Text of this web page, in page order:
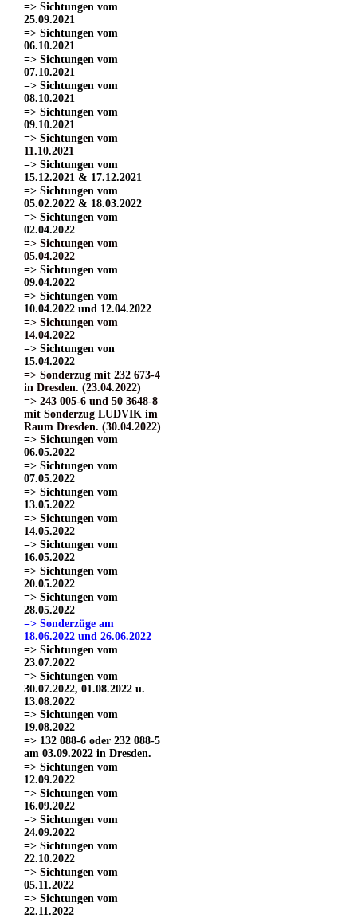
=> Sichtungen vom
25.09.2021
=> Sichtungen vom
06.10.2021
=> Sichtungen vom
07.10.2021
=> Sichtungen vom
08.10.2021
=> Sichtungen vom
09.10.2021
=> Sichtungen vom
11.10.2021
=> Sichtungen vom
15.12.2021 & 17.12.2021
=> Sichtungen vom
05.02.2022 & 18.03.2022
=> Sichtungen vom
02.04.2022
=> Sichtungen vom
05.04.2022
=> Sichtungen vom
09.04.2022
=> Sichtungen vom
10.04.2022 und 12.04.2022
=> Sichtungen vom
14.04.2022
=> Sichtungen von
15.04.2022
=> Sonderzug mit 232 673-4
in Dresden. (23.04.2022)
=> 243 005-6 und 50 3648-8
mit Sonderzug LUDVIK im
Raum Dresden. (30.04.2022)
=> Sichtungen vom
06.05.2022
=> Sichtungen vom
07.05.2022
=> Sichtungen vom
13.05.2022
=> Sichtungen vom
14.05.2022
=> Sichtungen vom
16.05.2022
=> Sichtungen vom
20.05.2022
=> Sichtungen vom
28.05.2022
=> Sonderzüge am
18.06.2022 und 26.06.2022
=> Sichtungen vom
23.07.2022
=> Sichtungen vom
30.07.2022, 01.08.2022 u.
13.08.2022
=> Sichtungen vom
19.08.2022
=> 132 088-6 oder 232 088-5
am 03.09.2022 in Dresden.
=> Sichtungen vom
12.09.2022
=> Sichtungen vom
16.09.2022
=> Sichtungen vom
24.09.2022
=> Sichtungen vom
22.10.2022
=> Sichtungen vom
05.11.2022
=> Sichtungen vom
22.11.2022